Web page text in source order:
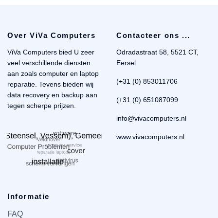
Over ViVa Computers
ViVa Computers bied U zeer
veel verschillende diensten
aan zoals computer en laptop
reparatie. Tevens bieden wij
data recovery en backup aan
tegen scherpe prijzen.
Contacteer ons ...
Odradastraat 58, 5521 CT,
Eersel
(+31 (0) 853011706
(+31 (0) 651087099
info@vivacomputers.nl
www.vivacomputers.nl
Informatie
FAQ